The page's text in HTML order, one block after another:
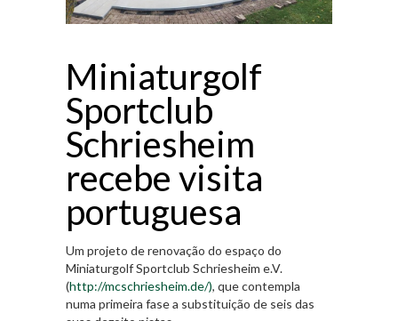
Miniaturgolf
Sportclub
Schriesheim
recebe visita
portuguesa
Um projeto de renovação do espaço do
Miniaturgolf Sportclub Schriesheim e.V.
(http://mcschriesheim.de/), que contempla
numa primeira fase a substituição de seis das